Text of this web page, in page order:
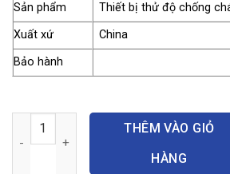
Sản phẩm
Thiết bị thử độ chống
Xuất xứ
China
Bảo hành
Thiết bị thử độ chống cháy của Vật liệu
THÊM VÀO GIỎ
HÀNG